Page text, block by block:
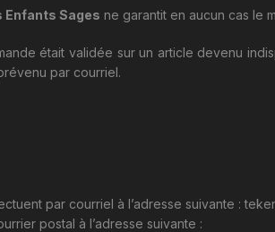
Enfants Sages ne garantit en aucun cas le
était validée sur un article devenu
par courriel.
par courriel à l’adresse suivante :
postal à l’adresse suivante :